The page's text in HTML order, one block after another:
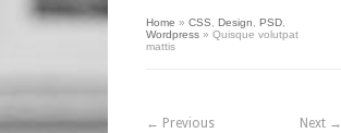
Home » CSS Design PSD
Wordpress » Quisque volutpat
mattis
← Previous Next →